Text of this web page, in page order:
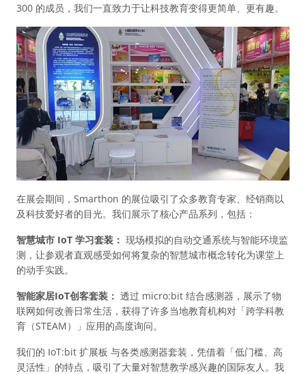
300 的成员，我们一直致力于让科技教育变得更简单、更有趣。
在展会期间，Smarthon 的展位吸引了众多教育专家、经销商以
及科技爱好者的目光。我们展示了核心产品系列，包括：
智慧城市 IoT 学习套装： 现场模拟的自动交通系统与智能环境监
测，让参观者直观感受如何将复杂的智慧城市概念转化为课堂上
的动手实践。
智能家居IoT创客套装： 透过 micro:bit 结合感测器，展示了物
联网如何改善日常生活，获得了许多当地教育机构对「跨学科教
育（STEAM）」应用的高度询问。
我们的 IoT:bit 扩展板 与各类感测器套装，凭借着「低门槛、高
灵活性」的特点，吸引了大量对智慧教学感兴趣的国际友人。我